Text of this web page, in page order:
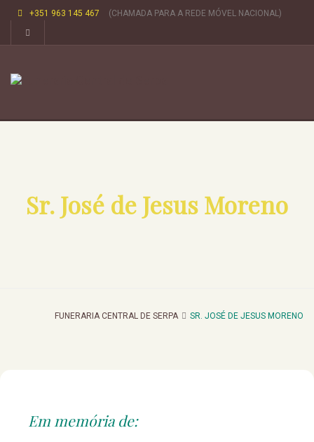
+351 963 145 467 (CHAMADA PARA A REDE MÓVEL NACIONAL)
Sr. José de Jesus Moreno
FUNERARIA CENTRAL DE SERPA SR. JOSÉ DE JESUS MORENO
Em memória de: